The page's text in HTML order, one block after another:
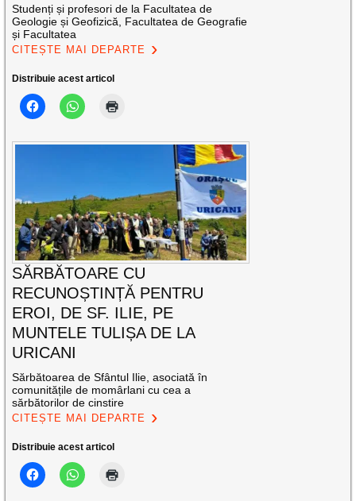
Studenți și profesori de la Facultatea de
Geologie și Geofizică, Facultatea de Geografie
și Facultatea
CITEȘTE MAI DEPARTE
Distribuie acest articol
SĂRBĂTOARE CU
RECUNOȘTINȚĂ PENTRU
EROI, DE SF. ILIE, PE
MUNTELE TULIȘA DE LA
URICANI
Sărbătoarea de Sfântul Ilie, asociată în
comunitățile de momârlani cu cea a
sărbătorilor de cinstire
CITEȘTE MAI DEPARTE
Distribuie acest articol